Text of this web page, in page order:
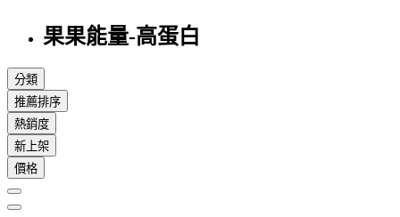
果果能量-高蛋白
分類
推薦排序
熱銷度
新上架
價格